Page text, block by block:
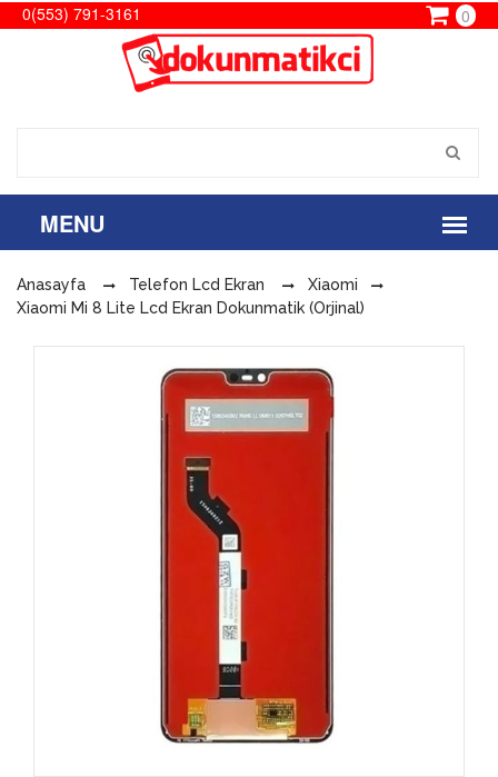
0(553) 791-3161 0
Anasayfa Telefon Lcd Ekran
Xiaomi
Xiaomi Mi 8 Lite Lcd Ekran Dokunmatik (Orjinal)